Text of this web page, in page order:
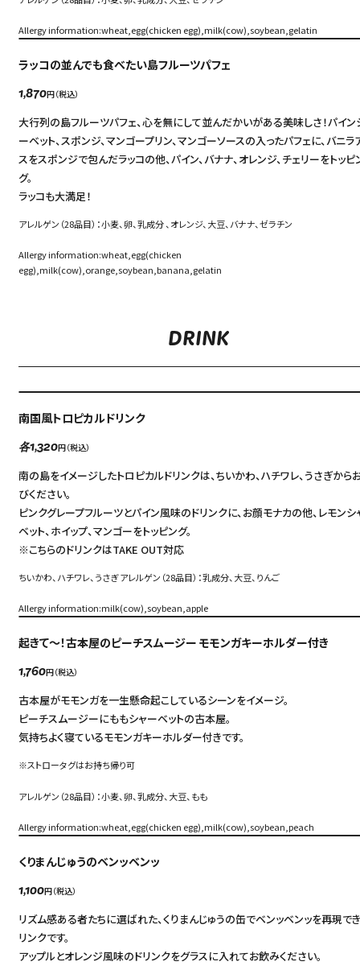
Allergy information:wheat,egg(chicken egg),milk(cow),soybean,gelatin
ラッコの並んでも食べたい島フルーツパフェ
1,870円（税込）
大行列の島フルーツパフェ、心を無にして並んだかいがある美味しさ！パイン
ーベット、スポンジ、マンゴープリン、マンゴーソースの入ったパフェに、バニラ
スをスポンジで包んだラッコの他、パイン、バナナ、オレンジ、チェリーをトッピ
グ。
ラッコも大満足！
アレルゲン（28品目）：小麦、卵、乳成分 、オレンジ、大豆、バナナ、ゼラチン
Allergy information:wheat,egg(chicken
egg),milk(cow),orange,soybean,banana,gelatin
DRINK
南国風トロピカルドリンク
各1,320円（税込）
南の島をイメージしたトロピカルドリンクは、ちいかわ、ハチワレ、うさぎから
びください。
ピンクグレープフルーツとパイン風味のドリンクに、お顔モナカの他、レモンシ
ベット、ホイップ、マンゴーをトッピング。
※こちらのドリンクはTAKE OUT対応
ちいかわ、ハチワレ、うさぎ アレルゲン（28品目）：乳成分、大豆、りんご
Allergy information:milk(cow),soybean,apple
起きて～！古本屋のピーチスムージー モモンガキーホルダー付き
1,760円（税込）
古本屋がモモンガを一生懸命起こしているシーンをイメージ。
ピーチスムージーにももシャーベットの古本屋。
気持ちよく寝ているモモンガキーホルダー付きです。
※ストロータグはお持ち帰り可
アレルゲン（28品目）：小麦、卵、乳成分、大豆、もも
Allergy information:wheat,egg(chicken egg),milk(cow),soybean,peach
くりまんじゅうのベンッベンッ
1,100円（税込）
リズム感ある者たちに選ばれた、くりまんじゅうの缶でベンッベンッを再現で
リンクです。
アップルとオレンジ風味のドリンクをグラスに入れてお飲みください。